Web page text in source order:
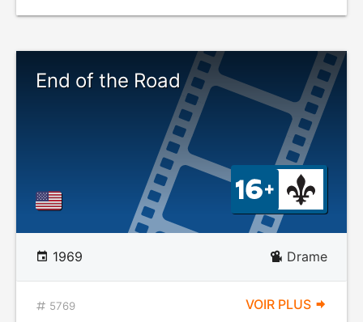
End of the Road
1969 Drame
5769 VOIR PLUS